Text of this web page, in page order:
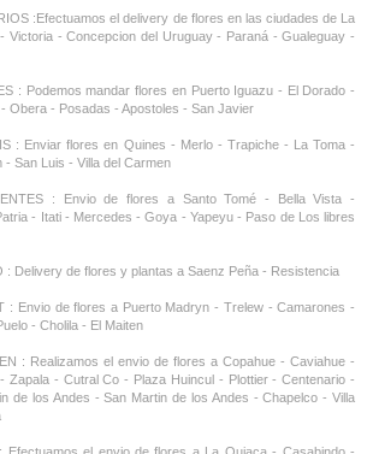
:Efectuamos el delivery de flores en las ciudades de La
Victoria - Concepcion del Uruguay - Paraná - Gualeguay -
: Podemos mandar flores en Puerto Iguazu - El Dorado -
Obera - Posadas - Apostoles - San Javier
: Enviar flores en Quines - Merlo - Trapiche - La Toma -
- San Luis - Villa del Carmen
: Envio de flores a Santo Tomé - Bella Vista -
- Itati - Mercedes - Goya - Yapeyu - Paso de Los libres
: Delivery de flores y plantas a Saenz Peña - Resistencia
: Envio de flores a Puerto Madryn - Trelew - Camarones -
- Cholila - El Maiten
: Realizamos el envio de flores a Copahue - Caviahue -
Zapala - Cutral Co - Plaza Huincul - Plottier - Centenario -
de los Andes - San Martin de los Andes - Chapelco - Villa